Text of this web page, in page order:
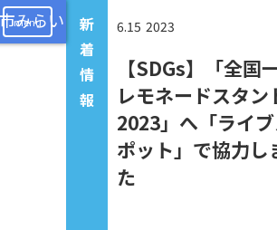
menu
新
着
情
報
6.15 2023
【SDGs】「全国
レモネードスタン
2023」へ「ライ
ポット」で協力し
た